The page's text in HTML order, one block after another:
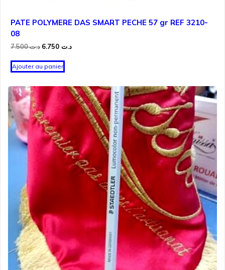
PATE POLYMERE DAS SMART PECHE 57 gr REF 3210-
08
د.ت7.500
Le
initial
était :
د.تLe
Ajouter au panier